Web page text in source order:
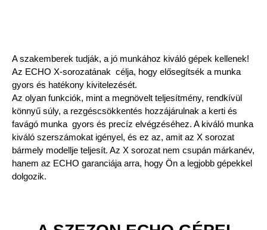
A szakemberek tudják, a jó munkához kiváló gépek kellenek!
Az ECHO X-sorozatának célja, hogy elősegítsék a munka
gyors és hatékony kivitelezését.
Az olyan funkciók, mint a megnövelt teljesítmény, rendkívül
könnyű súly, a rezgéscsökkentés hozzájárulnak a kerti és
favágó munka gyors és precíz elvégzéséhez. A kiváló munka
kiváló szerszámokat igényel, és ez az, amit az X sorozat
bármely modellje teljesít. Az X sorozat nem csupán márkanév,
hanem az ECHO garanciája arra, hogy Ön a legjobb gépekkel
dolgozik.